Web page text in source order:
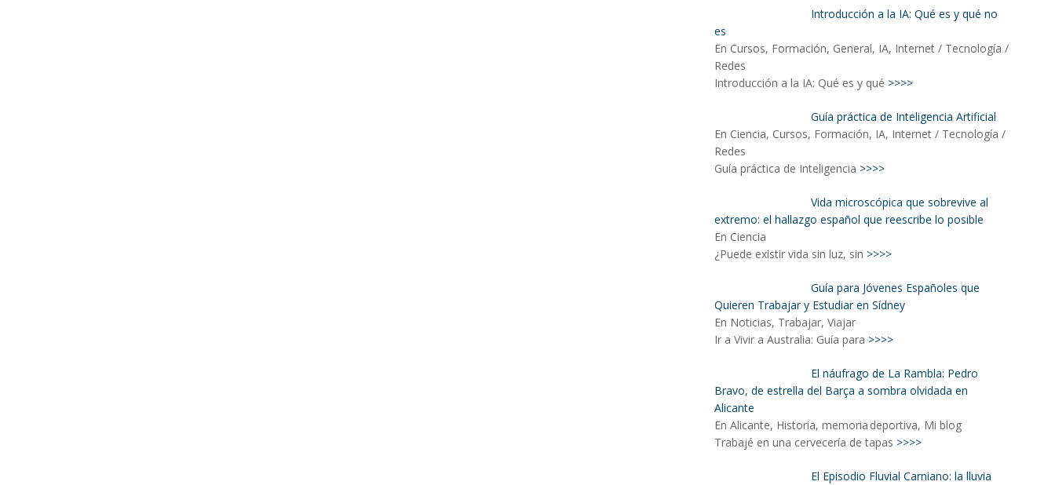
Introducción a la IA: Qué es y qué no
es
En Cursos, Formación, General, IA, Internet / Tecnología /
Redes
Introducción a la IA: Qué es y qué >>>>
Guía práctica de Inteligencia Artificial
En Ciencia, Cursos, Formación, IA, Internet / Tecnología /
Redes
Guía práctica de Inteligencia >>>>
Vida microscópica que sobrevive al
extremo: el hallazgo español que reescribe lo posible
En Ciencia
¿Puede existir vida sin luz, sin >>>>
Guía para Jóvenes Españoles que
Quieren Trabajar y Estudiar en Sídney
En Noticias, Trabajar, Viajar
Ir a Vivir a Australia: Guía para >>>>
El náufrago de La Rambla: Pedro
Bravo, de estrella del Barça a sombra olvidada en
Alicante
En Alicante, Historia, memoria deportiva, Mi blog
Trabajé en una cervecería de tapas >>>>
El Episodio Fluvial Carniano: la lluvia